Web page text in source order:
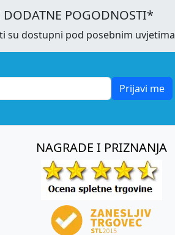
DODATNE POGODNOSTI*
su dostupni pod posebnim uvjetima
Prijavi me
NAGRADE I PRIZNANJA